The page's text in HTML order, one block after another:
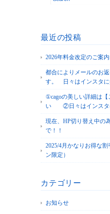
最近の投稿
2026年料金改定のご案内
都合によりメールのお
す。 日々はインスタに
①cagoの美しい詳細は
い ②日々はインスタ
現在、HP切り替え中の
で！！
2025/4月かなりお得な
ン限定）
カテゴリー
お知らせ